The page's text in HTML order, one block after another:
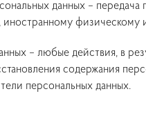
данных –
иностранному
– любые действия, в
содержания
персональных данных.